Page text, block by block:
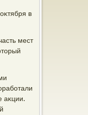
в
мест
аκции.